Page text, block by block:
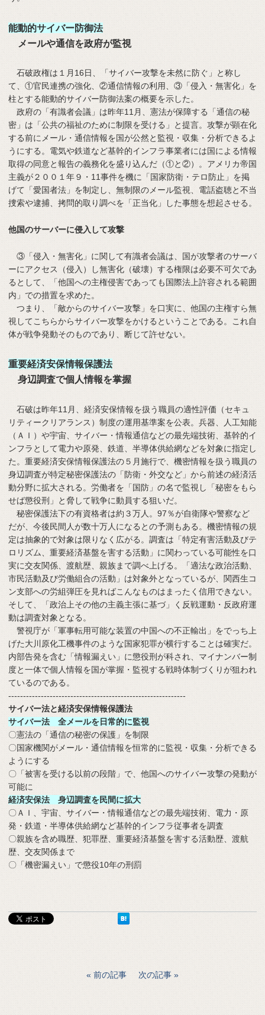
能動的サイバー防御法
メールや通信を政府が監視
石破政権は１月16日、「サイバー攻撃を未然に防ぐ」と称し
て、①官民連携の強化、②通信情報の利用、③「侵入・無害化」を
柱とする能動的サイバー防御法案の概要を示した。
政府の「有識者会議」は昨年11月、憲法が保障する「通信の秘
密」は「公共の福祉のために制限を受ける」と提言。攻撃が顕在化
する前にメール・通信情報を国が公然と監視・収集・分析できるよ
うにする。電気や鉄道など基幹的インフラ事業者には国による情報
取得の同意と報告の義務化を盛り込んだ（①と②）。アメリカ帝国
主義が２００１年９・11事件を機に「国家防衛・テロ防止」を掲
げて「愛国者法」を制定し、無制限のメール監視、電話盗聴と不当
捜索や逮捕、拷問的取り調べを「正当化」した事態を想起させる。
他国のサーバーに侵入して攻撃
③「侵入・無害化」に関して有識者会議は、国が攻撃者のサーバ
ーにアクセス（侵入）し無害化（破壊）する権限は必要不可欠であ
るとして、「他国への主権侵害であっても国際法上許容される範囲
内」での措置を求めた。
つまり、「敵からのサイバー攻撃」を口実に、他国の主権すら無
視してこちらからサイバー攻撃をかけるということである。これ自
体が戦争発動そのものであり、断じて許せない。
重要経済安保情報保護法
身辺調査で個人情報を掌握
石破は昨年11月、経済安保情報を扱う職員の適性評価（セキュ
リティークリアランス）制度の運用基準案を公表。兵器、人工知能
（ＡＩ）や宇宙、サイバー・情報通信などの最先端技術、基幹的イ
ンフラとして電力や原発、鉄道、半導体供給網などを対象に指定し
た。重要経済安保情報保護法の５月施行で、機密情報を扱う職員の
身辺調査が特定秘密保護法の「防衛・外交など」から前述の経済活
動分野に拡大される。労働者を「国防」の名で監視し「秘密をもら
せば懲役刑」と脅して戦争に動員する狙いだ。
秘密保護法下の有資格者は約３万人。97％が自衛隊や警察など
だが、今後民間人が数十万人になるとの予測もある。機密情報の規
定は抽象的で対象は限りなく広がる。調査は「特定有害活動及びテ
ロリズム、重要経済基盤を害する活動」に関わっている可能性を口
実に交友関係、渡航歴、親族まで調べ上げる。「適法な政治活動、
市民活動及び労働組合の活動」は対象外となっているが、関西生コ
ン支部への労組弾圧を見ればこんなものはまったく信用できない。
そして、「政治上その他の主義主張に基づ」く反戦運動・反政府運
動は調査対象となる。
警視庁が「軍事転用可能な装置の中国への不正輸出」をでっち上
げた大川原化工機事件のような国家犯罪が横行することは確実だ。
内部告発を含む「情報漏えい」に懲役刑が科され、マイナンバー制
度と一体で個人情報を国が掌握・監視する戦時体制づくりが狙われ
ているのである。
------------------------------------------------------------
サイバー法と経済安保情報保護法
サイバー法 全メールを日常的に監視
〇憲法の「通信の秘密の保護」を制限
〇国家機関がメール・通信情報を恒常的に監視・収集・分析できる
ようにする
〇「被害を受ける以前の段階」で、他国へのサイバー攻撃の発動が
可能に
経済安保法 身辺調査を民間に拡大
〇ＡＩ、宇宙、サイバー・情報通信などの最先端技術、電力・原
発・鉄道・半導体供給網など基幹的インフラ従事者を調査
〇親族を含め職歴、犯罪歴、重要経済基盤を害する活動歴、渡航
歴、交友関係まで
〇「機密漏えい」で懲役10年の刑罰
前の記事 次の記事